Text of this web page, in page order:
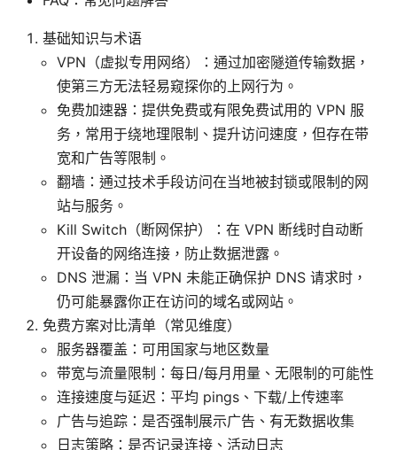
基础知识与术语
VPN（虚拟专用网络）：通过加密隧道传输数据，
使第三方无法轻易窥探你的上网行为。
免费加速器：提供免费或有限免费试用的 VPN 服
务，常用于绕地理限制、提升访问速度，但存在带
宽和广告等限制。
翻墙：通过技术手段访问在当地被封锁或限制的网
站与服务。
Kill Switch（断网保护）：在 VPN 断线时自动断
开设备的网络连接，防止数据泄露。
DNS 泄漏：当 VPN 未能正确保护 DNS 请求时，
仍可能暴露你正在访问的域名或网站。
免费方案对比清单（常见维度）
服务器覆盖：可用国家与地区数量
带宽与流量限制：每日/每月用量、无限制的可能性
连接速度与延迟：平均 pings、下载/上传速率
广告与追踪：是否强制展示广告、有无数据收集
日志策略：是否记录连接、活动日志